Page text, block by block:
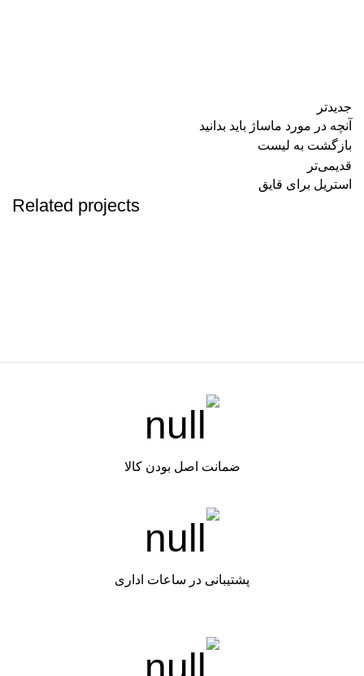
جدیدتر
آنچه در مورد ماساژ باید بدانید
بازگشت به لیست
قدیمی‌تر
استریل برای قایق
Related projects
ضمانت اصل بودن کالا
پشتیبانی در ساعات اداری